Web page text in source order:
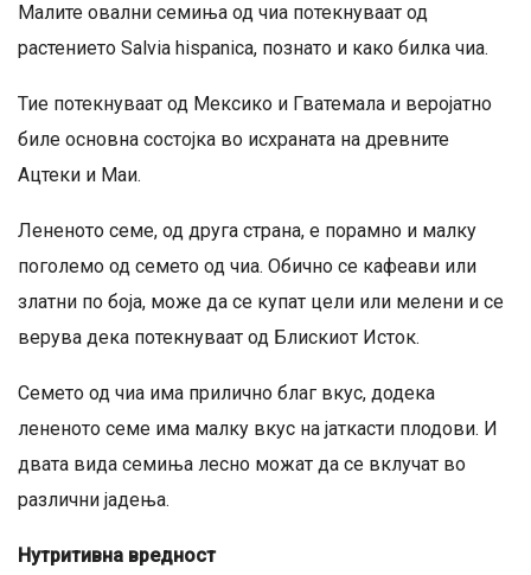
Малите овални семиња од чиа потекнуваат од
растението Salvia hispanica, познато и како билка чиа.
Тие потекнуваат од Мексико и Гватемала и веројатно
биле основна состојка во исхраната на древните
Ацтеки и Маи.
Лененото семе, од друга страна, е порамно и малку
поголемо од семето од чиа. Обично се кафеави или
златни по боја, може да се купат цели или мелени и се
верува дека потекнуваат од Блискиот Исток.
Семето од чиа има прилично благ вкус, додека
лененото семе има малку вкус на јаткасти плодови. И
двата вида семиња лесно можат да се вклучат во
различни јадења.
Нутритивна вредност